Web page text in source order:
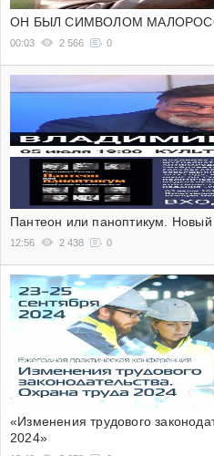
ОН БЫЛ СИМВОЛОМ
00:03 2 566 0
Пантеон или паноптикум. Новый
12:56 2 438 0
«Изменения трудового
2024»